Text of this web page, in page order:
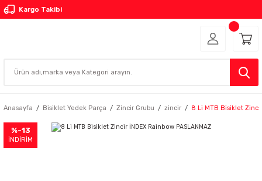
Kargo Takibi
Anasayfa Bisiklet Yedek Parça Zincir Grubu zincir 8 Li MTB Bisiklet
%-13
İNDİRİM